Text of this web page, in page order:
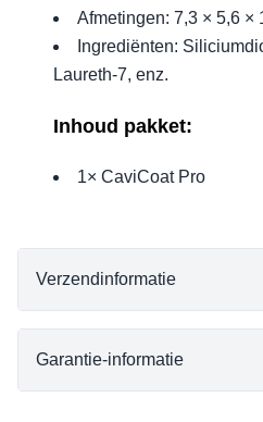
Afmetingen: 7,3 × 5,6 ×
Ingrediënten:
Laureth-7, enz.
Inhoud pakket:
1× CaviCoat Pro
Verzendinformatie
Garantie-informatie